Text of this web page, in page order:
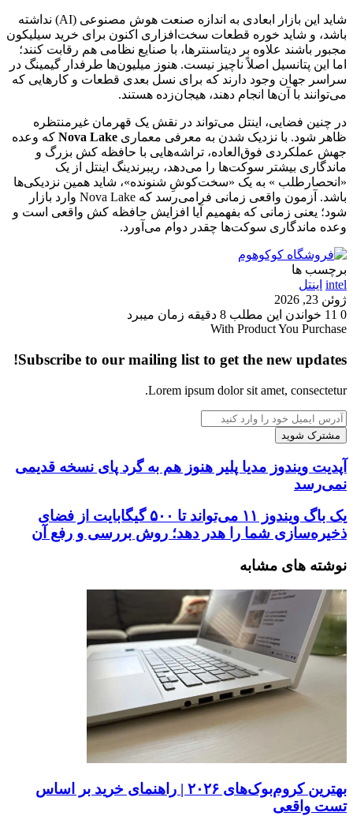
شاید این بازار ابعادی به اندازه صنعت هوش مصنوعی (AI) نداشته
باشد، و شاید خوره قطعات سخت‌افزاری اکنون برای خرید سیلیکون
مجبور باشند علاوه بر دیتاسنترها، با صنایع نظامی هم رقابت کنند؛
اما این پتانسیل اصلاً ناچیز نیست. هنوز میلیون‌ها طرفدار گیمینگ در
سراسر جهان وجود دارند که برای نسل بعدی قطعات و کارهایی که
می‌توانند با آن‌ها انجام دهند، هیجان‌زده هستند.
در چنین فضایی، اینتل می‌تواند در نقش یک قهرمان غیرمنتظره
ظاهر شود. با نزدیک شدن به معرفی معماری Nova Lake که وعده
جهش عملکردی فوق‌العاده، تراشه‌هایی با حافظه کش بزرگ و
ماندگاری بیشتر سوکت‌ها را می‌دهد، ریبرندینگ اینتل از یک
«انحصارطلب » به یک «سخت‌کوشِ شنونده»، شاید همین نزدیکی‌ها
باشد. آزمون واقعی زمانی فرامی‌رسد که Nova Lake وارد بازار
شود؛ یعنی زمانی که بفهمیم آیا افزایش حافظه کش واقعی است و
وعده ماندگاری سوکت‌ها چقدر دوام می‌آورد.
برچسب ها
intel اینتل
ژوئن 23, 2026
0
خواندن این مطلب 8 دقیقه زمان میبرد
With Product You Purchase
Subscribe to our mailing list to get the new updates!
Lorem ipsum dolor sit amet, consectetur.
آدرس
ایمیل
خود
را
وارد
کنید
آپدیت
ویندوز
مدیا
پلیر
هنوز
هم
گرد
نسخه
قدیمی
نمی‌رسد
آپدیت ویندوز مدیا پلیر هنوز هم به گرد پای نسخه قدیمی
نمی‌رسد
یک
باگ
ویندوز
۱۱
می‌تواند
تا
۵۰۰
گیگابایت
از
فضای
ذخیره‌سازی
رفع
آن
یک باگ ویندوز ۱۱ می‌تواند تا ۵۰۰ گیگابایت از فضای
ذخیره‌سازی شما را هدر دهد؛ روش بررسی و رفع آن
نوشته های مشابه
بهترین کروم‌بوک‌های ۲۰۲۶ | راهنمای خرید بر اساس
تست واقعی